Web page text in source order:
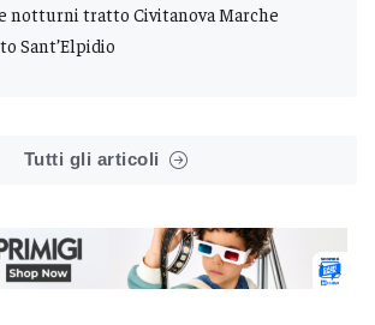
notturni tratto Civitanova Marche
Sant’Elpidio
Tutti gli articoli